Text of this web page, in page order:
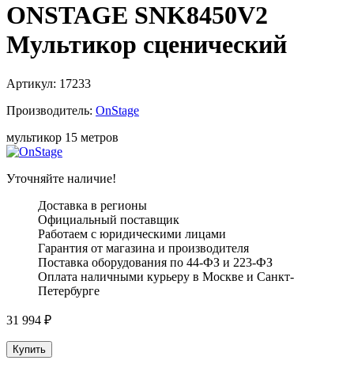
ONSTAGE SNK8450V2
Мультикор сценический
Артикул: 17233
Производитель: OnStage
мультикор 15 метров
Уточняйте наличие!
Доставка в регионы
Официальный поставщик
Работаем с юридическими лицами
Гарантия от магазина и производителя
Поставка оборудования по 44-ФЗ и 223-ФЗ
Оплата наличными курьеру в Москве и Санкт-
Петербурге
31 994 ₽
Купить